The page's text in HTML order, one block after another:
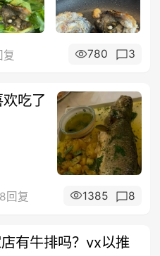
780 3
吃了
回复 1385 8
有牛排吗？vx以推